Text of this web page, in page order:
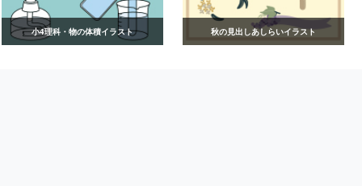
小4理科・物の体積イラスト 秋の見出しあしらいイラスト